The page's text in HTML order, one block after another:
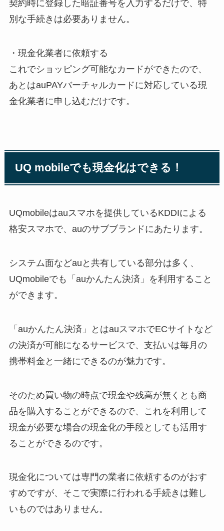
契約時に登録した暗証番号を入力するだけで、特
別な手続きは必要ありません。
・現金化業者に依頼する
これでショッピング可能なカードができたので、
あとはauPAYバーチャルカードに対応している現
金化業者に申し込むだけです。
UQ mobileでも現金化はできる！
UQmobileはauスマホを提供しているKDDIによる
格安スマホで、auのサブブランドにあたります。
システム面などauと共有している部分は多く、
UQmobileでも「auかんたん決済」を利用すること
ができます。
「auかんたん決済」とはauスマホでECサイトなど
の決済が可能になるサービスで、支払いは毎月の
携帯料金と一緒にできるのが魅力です。
そのため買い物の時点で現金や残高が無くとも商
品を購入することができるので、これを利用して
現金が必要な場合の現金化の手段としても活用す
ることができるのです。
現金化については専門の業者に依頼するのがおす
すめですが、そこで実際に行われる手続きは難し
いものではありません。